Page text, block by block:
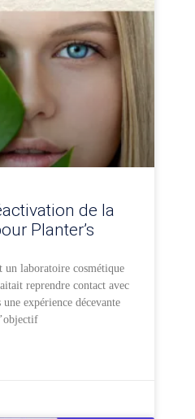
de la
Planter’s
un laboratoire cosmétique
reprendre contact avec
une expérience décevante